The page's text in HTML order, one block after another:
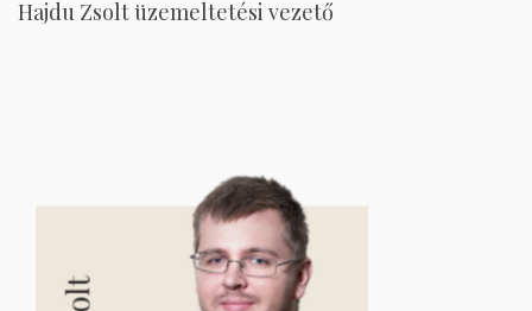
Hajdu Zsolt üzemeltetési vezető